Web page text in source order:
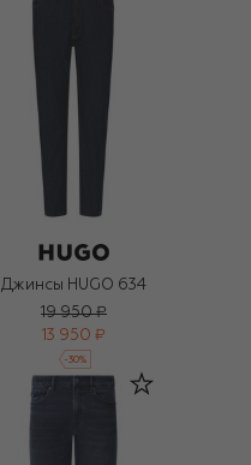
Джинсы HUGO 634
19 950 ₽
13 950 ₽
-30%